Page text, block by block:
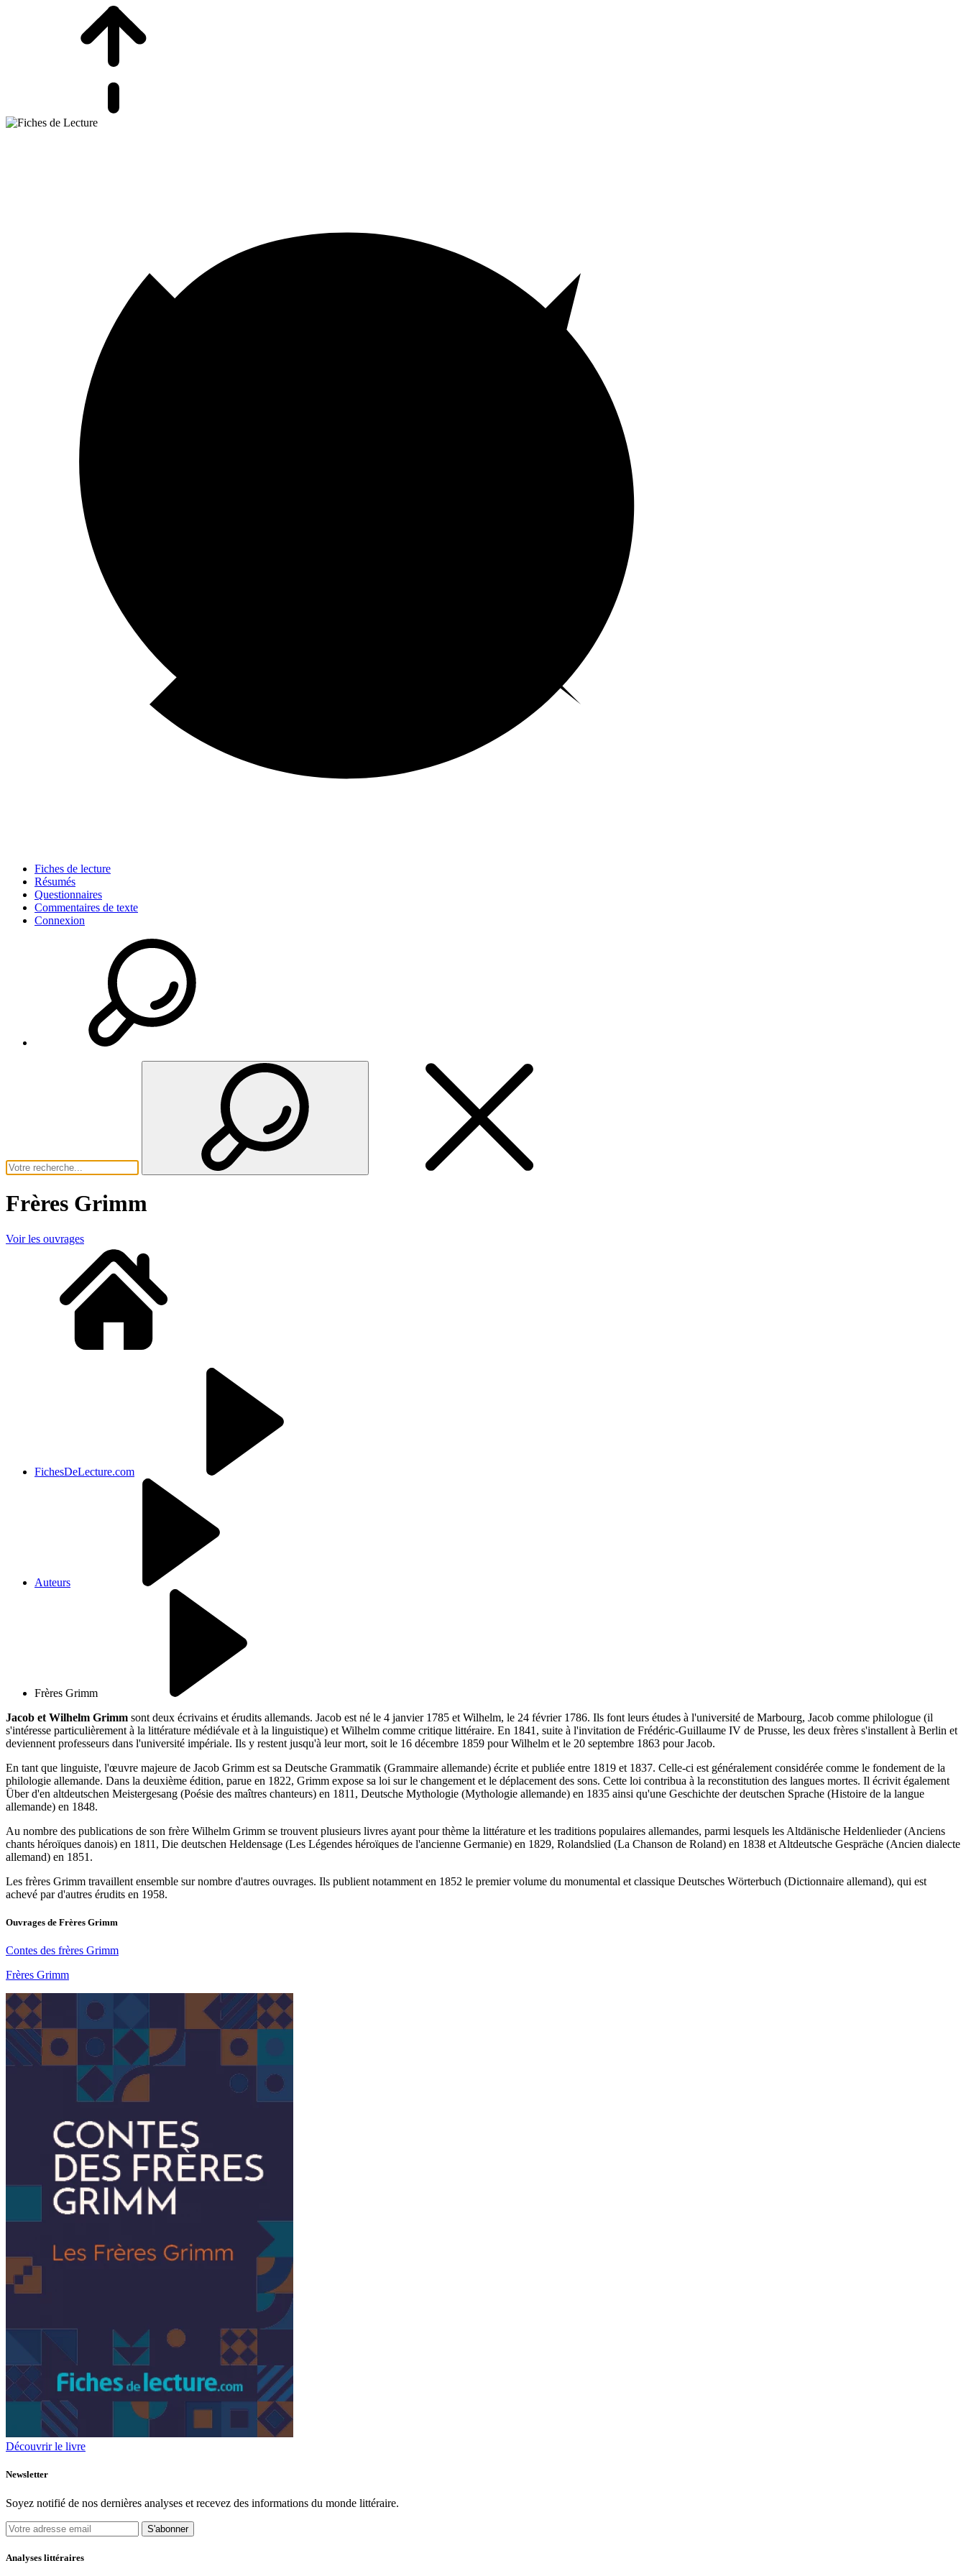
Fiches de lecture
Résumés
Questionnaires
Commentaires de texte
Connexion
Frères Grimm
Voir les ouvrages
FichesDeLecture.com
Auteurs
Frères Grimm
Jacob et Wilhelm Grimm sont deux écrivains et érudits allemands. Jacob est né le 4 janvier 1785 et Wilhelm, le 24 février 1786. Ils font leurs études à l'université de Marbourg, Jacob comme philologue (il
s'intéresse particulièrement à la littérature médiévale et à la linguistique) et Wilhelm comme critique littéraire. En 1841, suite à l'invitation de Frédéric-Guillaume IV de Prusse, les deux frères s'installent à Berlin et
deviennent professeurs dans l'université impériale. Ils y restent jusqu'à leur mort, soit le 16 décembre 1859 pour Wilhelm et le 20 septembre 1863 pour Jacob.
En tant que linguiste, l'œuvre majeure de Jacob Grimm est sa Deutsche Grammatik (Grammaire allemande) écrite et publiée entre 1819 et 1837. Celle-ci est généralement considérée comme le fondement de la
philologie allemande. Dans la deuxième édition, parue en 1822, Grimm expose sa loi sur le changement et le déplacement des sons. Cette loi contribua à la reconstitution des langues mortes. Il écrivit également
Über d'en altdeutschen Meistergesang (Poésie des maîtres chanteurs) en 1811, Deutsche Mythologie (Mythologie allemande) en 1835 ainsi qu'une Geschichte der deutschen Sprache (Histoire de la langue
allemande) en 1848.
Au nombre des publications de son frère Wilhelm Grimm se trouvent plusieurs livres ayant pour thème la littérature et les traditions populaires allemandes, parmi lesquels les Altdänische Heldenlieder (Anciens
chants héroïques danois) en 1811, Die deutschen Heldensage (Les Légendes héroïques de l'ancienne Germanie) en 1829, Rolandslied (La Chanson de Roland) en 1838 et Altdeutsche Gespräche (Ancien dialecte
allemand) en 1851.
Les frères Grimm travaillent ensemble sur nombre d'autres ouvrages. Ils publient notamment en 1852 le premier volume du monumental et classique Deutsches Wörterbuch (Dictionnaire allemand), qui est
achevé par d'autres érudits en 1958.
Ouvrages de Frères Grimm
Contes des frères Grimm
Frères Grimm
Découvrir le livre
Newsletter
Soyez notifié de nos dernières analyses et recevez des informations du monde littéraire.
S'abonner
Analyses littéraires